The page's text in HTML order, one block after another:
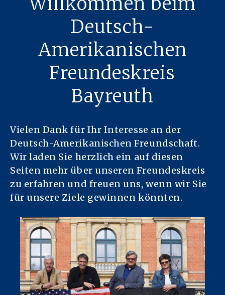
Deutsch-
Amerikanischen
Freundeskreis
Bayreuth
Vielen Dank für Ihr Interesse an der
Deutsch-Amerikanischen Freundschaft.
Wir laden Sie herzlich ein auf diesen
Seiten mehr über unseren Freundeskreis
zu erfahren und freuen uns, wenn wir Sie
für unsere Ziele gewinnen könnten.